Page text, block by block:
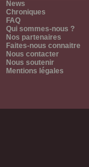
News
Chroniques
FAQ
Qui sommes-nous ?
Nos partenaires
Faites-nous connaitre
Nous contacter
Nous soutenir
Mentions légales